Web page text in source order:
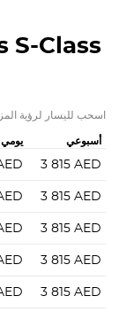
S-Class
اسحب لليسار لرؤية
يومي أسبوعي
3 815 AED
3 815 AED
3 815 AED
3 815 AED
3 815 AED